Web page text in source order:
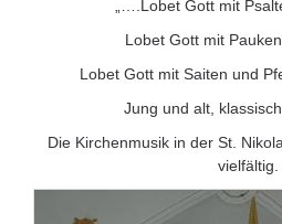
„….Lobet Gott mit
Lobet Gott mit
Lobet Gott mit Saiten und
Jung und alt,
Die Kirchenmusik in der St.
vielfältig.